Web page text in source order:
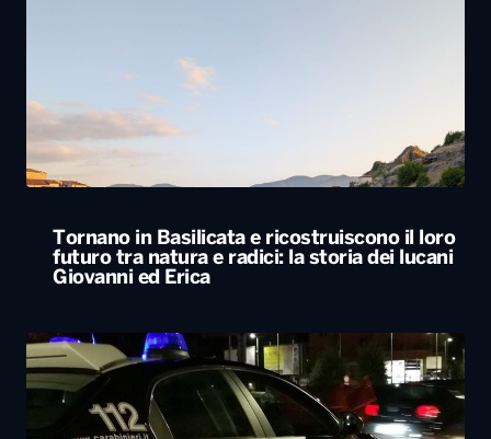
Tornano in Basilicata e ricostruiscono il loro
futuro tra natura e radici: la storia dei lucani
Giovanni ed Erica